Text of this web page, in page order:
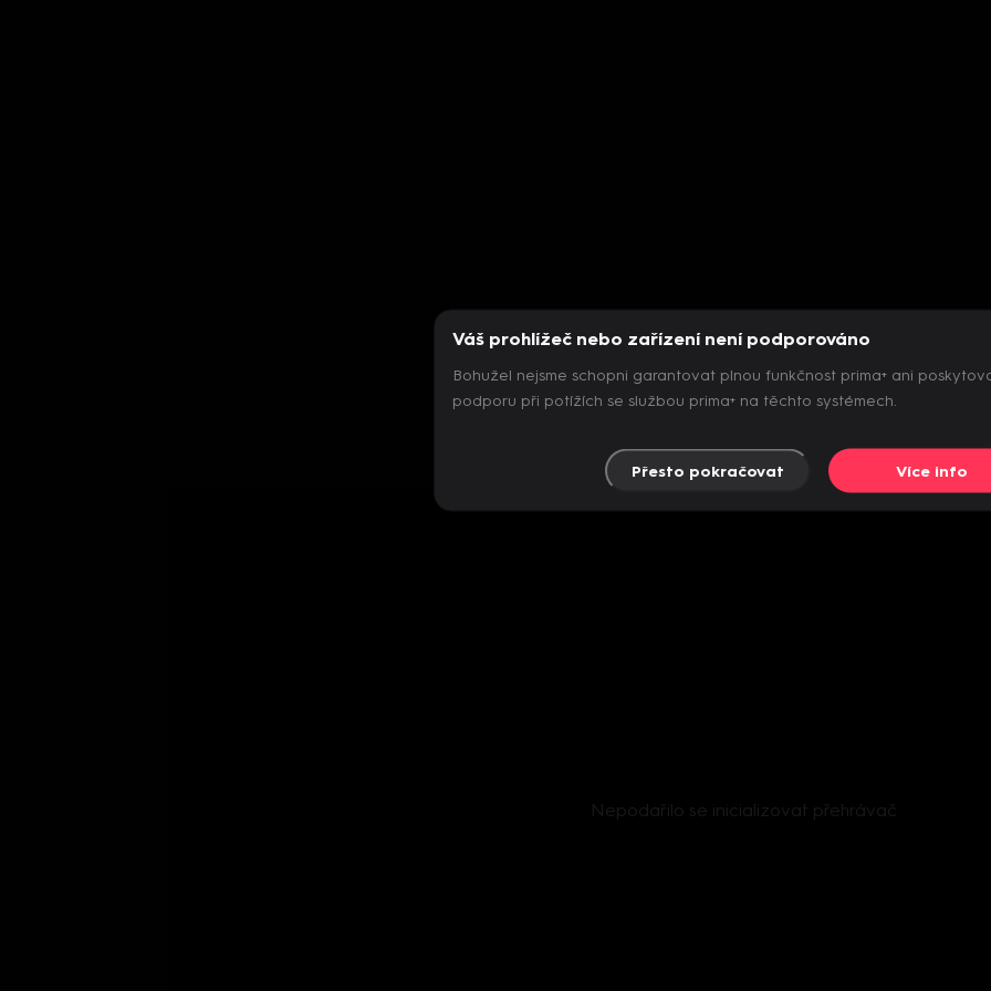
Nepodařilo se inicializovat přehrávač
Váš prohlížeč nebo zařízení není podporováno
Bohužel nejsme schopni garantovat plnou funkčnost prima+ ani
podporu při potížích se službou prima+ na těchto systémech.
Přesto pokračovat Více info